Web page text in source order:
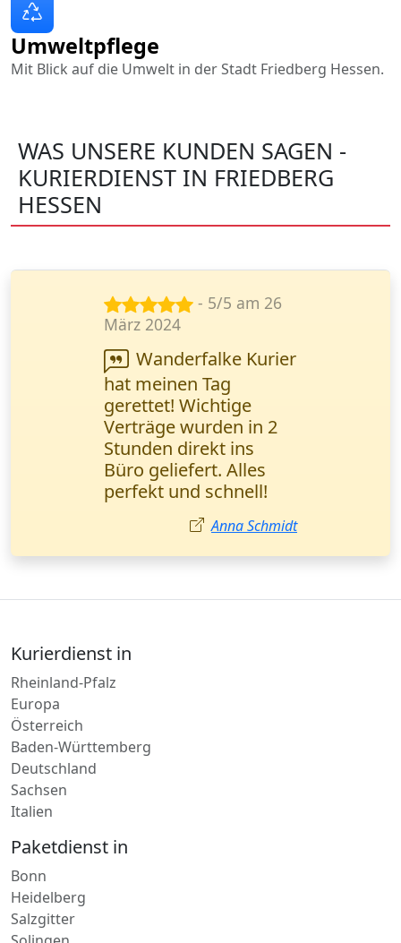
Umweltpflege
Mit Blick auf die Umwelt in der Stadt Friedberg Hessen.
WAS UNSERE KUNDEN SAGEN -
KURIERDIENST IN FRIEDBERG
HESSEN
- 5/5 am 8
Dez. 2024
Ich brauchte eine
dringende Lieferung
von Briefen an einen
Kunden. Wanderfalke
Kurier hat es in 90
Minuten geschafft! Der
schnellste Service, den
Kurierdienst in
Rheinland-Pfalz
Europa
Österreich
Baden-Württemberg
Deutschland
Sachsen
Paketdienst in
Bonn
Heidelberg